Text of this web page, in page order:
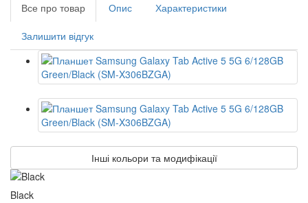
Все про товар Опис Характеристики
Залишити відгук
Інші кольори та модифікації
Black